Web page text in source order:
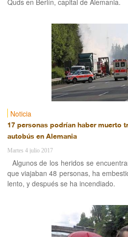
Quds en Berlín, capital de Alemania.
Noticia
17 personas podrían haber muerto
autobús en Alemania
Martes 4 julio 2017
Algunos de los heridos se
que viajaban 48 personas, ha
lento, y después se ha incendiado.